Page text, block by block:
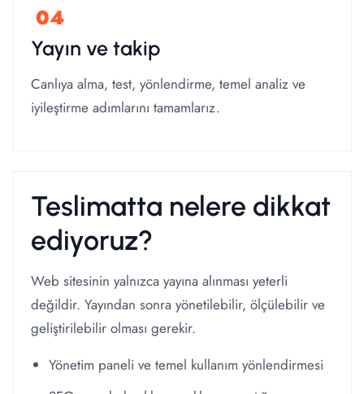
Yayın ve takip
Canlıya alma, test, yönlendirme, temel analiz ve
iyileştirme adımlarını tamamlarız.
Teslimatta nelere dikkat
ediyoruz?
Web sitesinin yalnızca yayına alınması yeterli
değildir. Yayından sonra yönetilebilir, ölçülebilir ve
geliştirilebilir olması gerekir.
Yönetim paneli ve temel kullanım yönlendirmesi